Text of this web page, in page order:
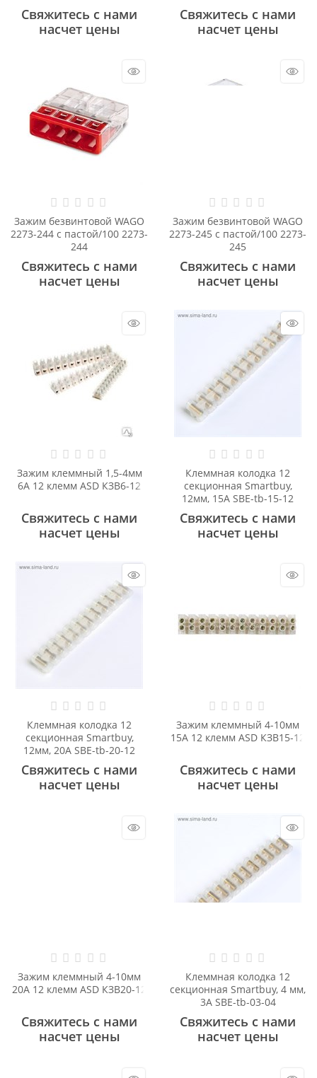
Свяжитесь с нами
насчет цены
Свяжитесь с нами
насчет цены
Зажим безвинтовой WAGO
2273-244 с пастой/100 2273-
244
Свяжитесь с нами
насчет цены
Зажим безвинтовой WAGO
2273-245 с пастой/100 2273-
245
Свяжитесь с нами
насчет цены
Зажим клеммный 1,5-4мм
6А 12 клемм ASD КЗВ6-12
Свяжитесь с нами
насчет цены
Клеммная колодка 12
секционная Smartbuy,
12мм, 15А SBE-tb-15-12
Свяжитесь с нами
насчет цены
Клеммная колодка 12
секционная Smartbuy,
12мм, 20А SBE-tb-20-12
Свяжитесь с нами
насчет цены
Зажим клеммный 4-10мм
15А 12 клемм ASD КЗВ15-12
Свяжитесь с нами
насчет цены
Зажим клеммный 4-10мм
20А 12 клемм ASD КЗВ20-12
Свяжитесь с нами
насчет цены
Клеммная колодка 12
секционная Smartbuy, 4 мм,
3А SBE-tb-03-04
Свяжитесь с нами
насчет цены